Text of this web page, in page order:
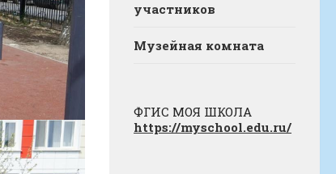
участников
Музейная комната
ФГИС МОЯ ШКОЛА
https://myschool.edu.ru/